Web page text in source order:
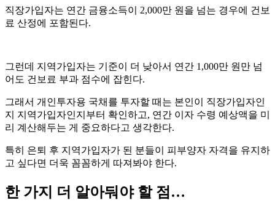
직장가입자는 연간 금융소득이 2,000만 원을 넘는 경우에 건보
료 산정에 포함된다.
그런데 지역가입자는 기준이 더 낮아서 연간 1,000만 원만 넘
어도 건보료 부과 점수에 잡힌다.
그래서 개인투자용 국채를 투자할 때는 본인이 직장가입자인
지 지역가입자인지부터 확인하고, 연간 이자 수령 예상액을 미
리 계산해두는 게 중요하다고 생각한다.
특히 은퇴 후 지역가입자가 된 분들이 피부양자 자격을 유지하
고 싶다면 더욱 꼼꼼하게 따져봐야 한다.
한 가지 더 알아둬야 할 점…